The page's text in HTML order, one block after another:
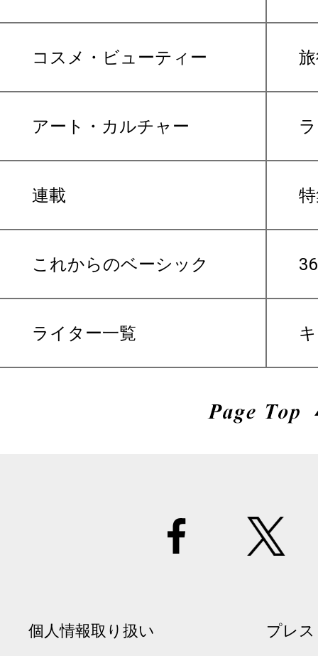
コスメ・ビューティー
アート・カルチャー
連載
これからのベーシック
ライター一覧
個人情報取り扱い プレ